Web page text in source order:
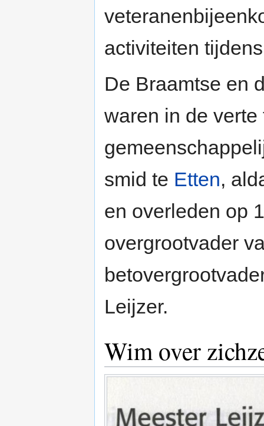
activiteiten
De Braamtse en
waren in de
smid te Etten,
en overleden op
overgrootvader
Leijzer.
Wim over